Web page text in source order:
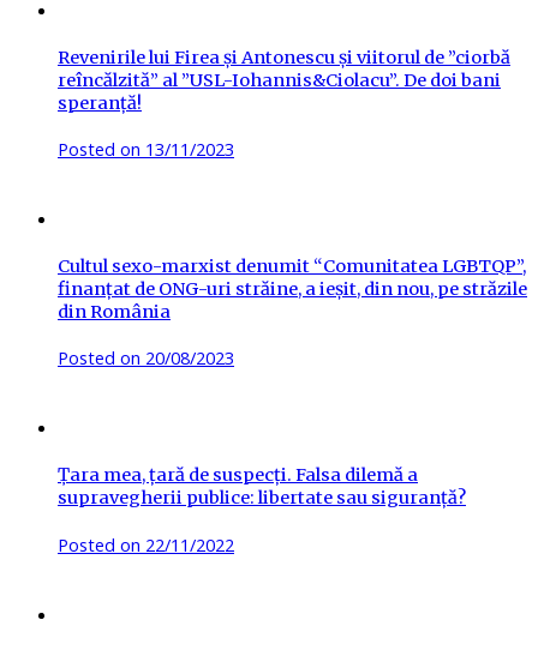
Revenirile lui Firea și Antonescu și viitorul de ”ciorbă
reîncălzită” al ”USL-Iohannis&Ciolacu”. De doi bani
speranță!
Posted on 13/11/2023
Cultul sexo-marxist denumit “Comunitatea LGBTQP”,
finanțat de ONG-uri străine, a ieșit, din nou, pe străzile
din România
Posted on 20/08/2023
Țara mea, țară de suspecți. Falsa dilemă a
supravegherii publice: libertate sau siguranță?
Posted on 22/11/2022